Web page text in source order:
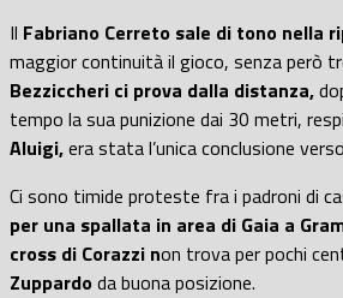
Il Fabriano Cerreto sale di tono nella
maggior continuità il gioco, senza però
Bezziccheri ci prova dalla distanza,
tempo la sua punizione dai 30 metri,
Aluigi,era stata l’unica conclusione
Ci sono timide proteste fra i padroni di
per una spallata in area di Gaia a
cross di Corazzi non trova per pochi
Zuppardoda buona posizione.